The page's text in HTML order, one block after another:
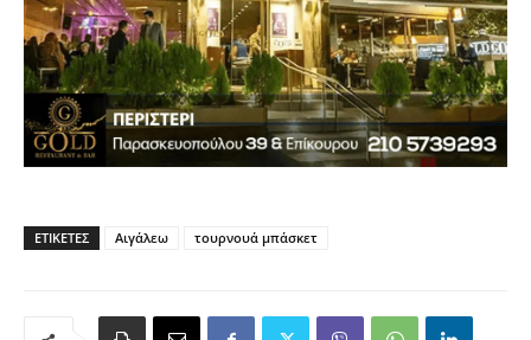
ΕΤΙΚΈΤΕΣ Αιγάλεω τουρνουά μπάσκετ